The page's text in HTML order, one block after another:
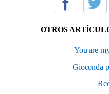
OTROS
You are
Gioconda